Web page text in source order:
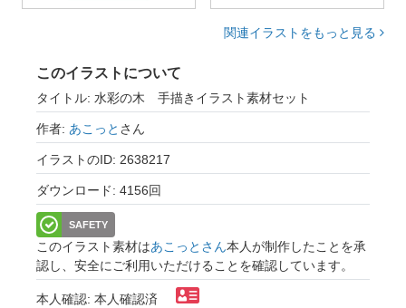
関連イラストをもっと見る
このイラストについて
タイトル: 水彩の木 手描きイラスト素材セット
作者: あこっと さん
イラストのID: 2638217
ダウンロード: 4156回
SAFETY
このイラスト素材はあこっとさん本人が制作したことを承
認し、安全にご利用いただけることを確認しています。
本人確認: 本人確認済